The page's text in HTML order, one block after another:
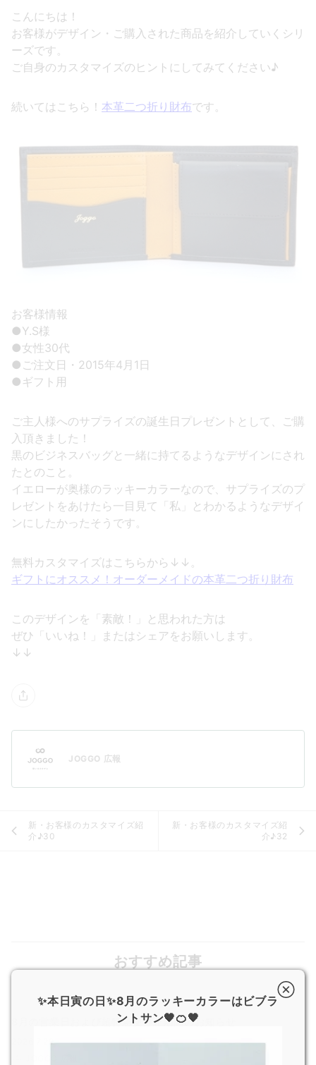
こんにちは！
お客様がデザイン・ご購入された商品を紹介していくシリ
ーズです。
ご自身のカスタマイズのヒントにしてみてください♪
続いてはこちら！ 本革二つ折り財布です。
お客様情報
●Y.S様
●女性30代
●ご注文日・2015年4月1日
●ギフト用
ご主人様へのサプライズの誕生日プレゼントとして、ご購
入頂きました！
黒のビジネスバッグと一緒に持てるようなデザインにされ
たとのこと。
イエローが奥様のラッキーカラーなので、サプライズのプ
レゼントをあけたら一目見て「私」とわかるようなデザイ
ンにしたかったそうです。
無料カスタマイズはこちらから↓↓。
ギフトにオススメ！オーダーメイドの本革二つ折り財布
このデザインを「素敵！」と思われた方は
ぜひ「いいね！」またはシェアをお願いします。
↓↓
JOGGO 広報
新・お客様のカスタマイズ紹
介♪30
新・お客様のカスタマイズ紹
介♪32
おすすめ記事
8月の営業日および超特急便停止期間のお知らせ
2026.7.29
✨本日寅の日✨8月のラッキーカラーはビブラ
ントサン🧡🍊🧡